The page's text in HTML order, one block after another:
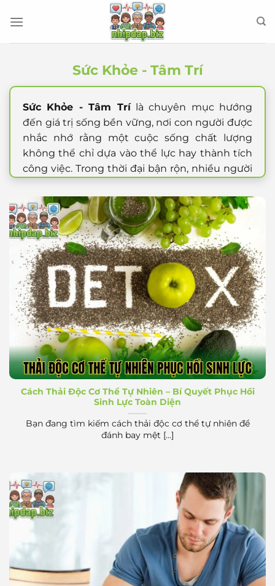
qua
Sức Khỏe - Tâm Trí
Sức Khỏe - Tâm Trílà chuyên mục hướng
đến giá trị sống bền vững, nơi con người được
nhắc nhớ rằng một cuộc sống chất lượng
không thể chỉ dựa vào thể lực hay thành tích
công việc. Trong thời đại bận rộn, nhiều người
quên mất rằng cơ thể và tâm trí luôn cần được
chăm sóc song song. Một người có thể trông
ổn bên ngoài nhưng bên trong lại mệt mỏi,
căng thẳng và thiếu năng lượng. Chính vì thế,
việc quan tâm đến sức khỏe toàn diện đang
trở thành nhu cầu thiết thực hơn bao giờ hết.
Thải Độc Cơ Thể Tự Nhiên Phục Hồi Sinh Lực
Cách Thải Độc Cơ Thể Tự Nhiên – Bí Quyết Phục Hồi
Sinh Lực Toàn Diện
Bạn đang tìm kiếm cách thải độc cơ thể tự nhiên để
đánh bay mệt [...]